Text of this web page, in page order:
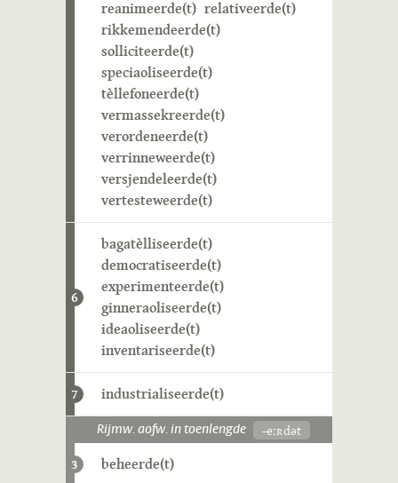
reanimeerde(t) relativeerde(t)
rikkemendeerde(t)
solliciteerde(t)
speciaoliseerde(t)
tèllefoneerde(t)
vermassekreerde(t)
verordeneerde(t)
verrinneweerde(t)
versjendeleerde(t)
vertesteweerde(t)
6
bagatèlliseerde(t)
democratiseerde(t)
experimenteerde(t)
ginneraoliseerde(t)
ideaoliseerde(t)
inventariseerde(t)
7 industrialiseerde(t)
Rijmw. aofw. in toenlengde -eːʀdət
3 beheerde(t)